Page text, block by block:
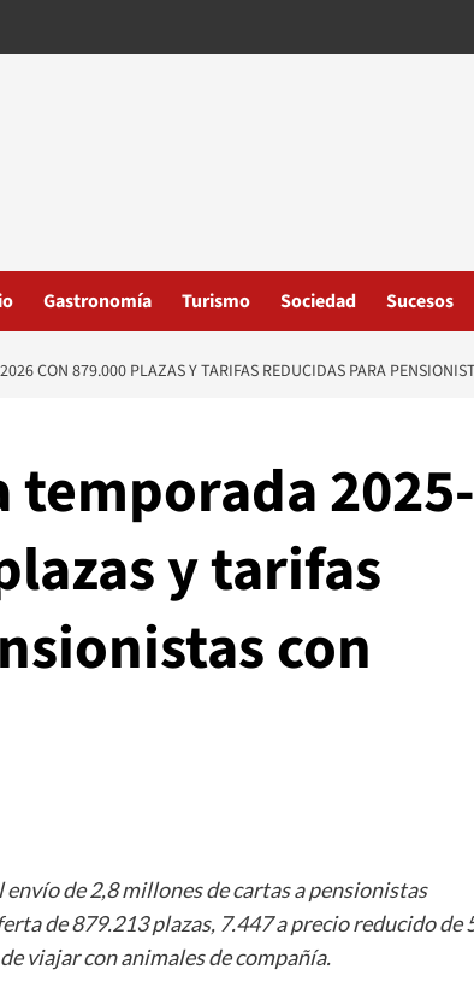
Gastronomía Turismo Sociedad Sucesos
CON 879.000 PLAZAS Y TARIFAS REDUCIDAS PARA
temporada 2025-
y tarifas
con
de 2,8 millones de cartas a pensionistas
de 879.213 plazas, 7.447 a precio reducido de
viajar con animales de compañía.